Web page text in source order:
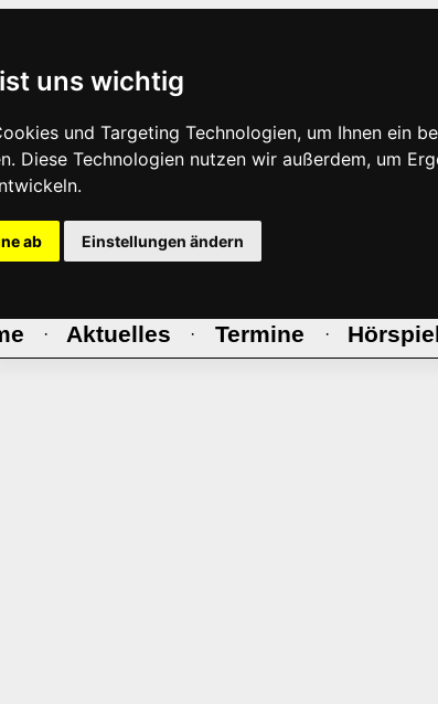
uns wichtig
und Targeting Technologien, um Ihnen ein
Diese Technologien nutzen wir außerdem, um
ab Einstellungen ändern
· Aktuelles · Termine ·